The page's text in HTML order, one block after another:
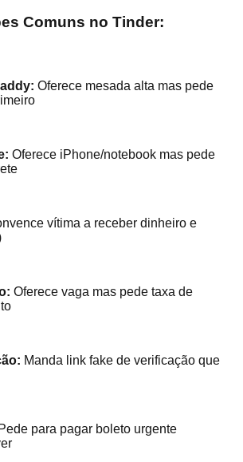
Comuns no Tinder:
Oferece mesada alta mas pede
Oferece iPhone/notebook mas pede
vítima a receber dinheiro e
Oferece vaga mas pede taxa de
Manda link fake de verificação que
Pede para pagar boleto urgente